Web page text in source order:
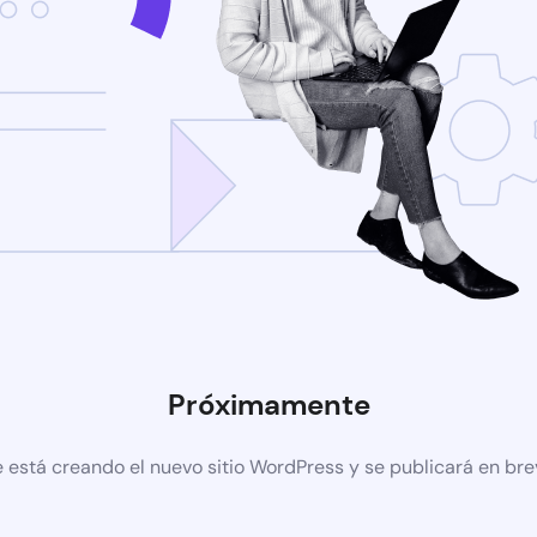
Próximamente
está creando el nuevo sitio WordPress y se publicará en